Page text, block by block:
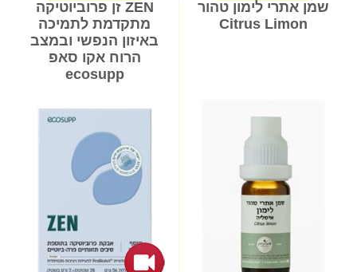
שמן אתרי לימון טהור
Citrus Limon
ZEN זן פרוביוטיקה
מתקדמת לתמיכה
באיזון הנפשי ובמצב
הרוח אקו סאפ
ecosupp